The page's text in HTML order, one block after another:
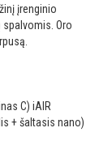
įrenginio
Oro
C) iAIR
+ šaltasis nano)